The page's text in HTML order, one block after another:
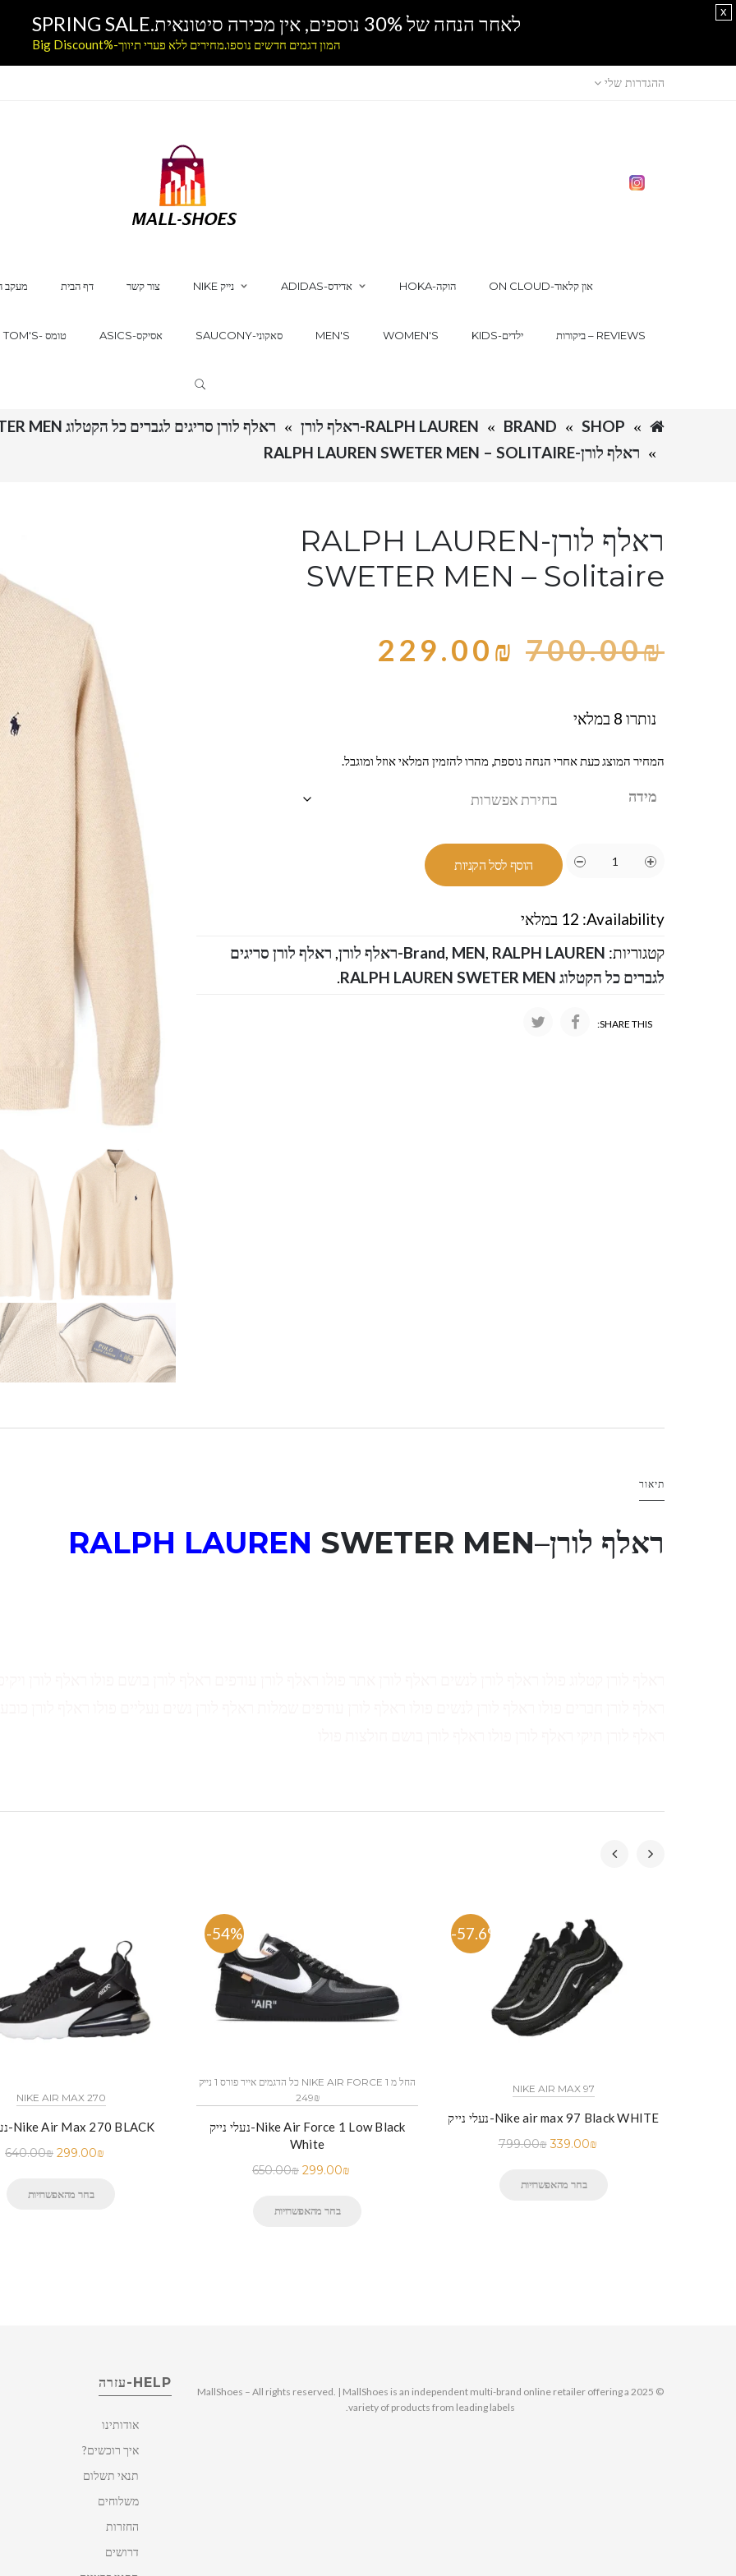
ההגדרות שלי
מעקב דף הבית צור קשר NIKE נייק ADIDAS-אדידס HOKA-הוקה ON CLOUD-און קלאוד
TOM'S- טומס ASICS-אסיקס SAUCONY-סאקוני MEN'S WOMEN'S KIDS-ילדים ביקורות – REVIEWS
SHOP
BRAND RALPH LAUREN-ראלף לורן
ראלף לורן סריגים לגברים כל הקטלוג RALPH LAUREN SWETER MEN
ראלף לורן-RALPH LAUREN SWETER MEN – SOLITAIRE
ראלף לורן-RALPH LAUREN
SWETER MEN – Solitaire
700.00₪
229.00₪
נותרו 8 במלאי
המחיר המוצג כעת אחרי הנחה נוספת, מהרו להזמין המלאי אוזל ומוגבל.
מידה
הוסף לסל הקניות
Availability: 12 במלאי
קטגוריות:
Brand, MEN, RALPH LAUREN-ראלף לורן , ראלף לורן סריגים
לגברים כל הקטלוג RALPH LAUREN SWETER MEN
.
SHARE THIS:
תיאור
ראלף לורן–
RALPH LAUREN SWETER MEN
NIKE AIR MAX 270
נעלי נייק-Nike Air Max 270 BLACK
640.00₪ 299.00₪
בחר מהאפשרויות
-54%
כל הדגמים אייר פורס 1 נייק NIKE AIR FORCE 1 החל מ
249₪
נעלי נייק-Nike Air Force 1 Low Black
White
650.00₪ 299.00₪
בחר מהאפשרויות
-57.6%
NIKE AIR MAX 97
נעלי נייק-Nike air max 97 Black WHITE
799.00₪ 339.00₪
בחר מהאפשרויות
HELP-עזרה
אודותינו
איך רוכשים?
תנאי תשלום
משלוחים
החזרות
דרושים
© 2025 MallShoes – All rights reserved. | MallShoes is an independent multi-brand online retailer offering a
variety of products from leading labels.
לאחר הנחה של 30% נוספים, אין מכירה סיטונאית.SPRING SALE
המון דגמים חדשים נוספו.מחירים ללא פערי תיווך-%Big Discount
x